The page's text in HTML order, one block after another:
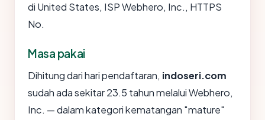
di United States, ISP Webhero, Inc., HTTPS
No.
Masa pakai
Dihitung dari hari pendaftaran, indoseri.com
sudah ada sekitar 23.5 tahun melalui Webhero,
Inc. — dalam kategori kematangan "mature"